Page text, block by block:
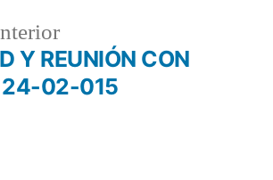
Entrada
anterior:
Y REUNIÓN CON
24-02-015